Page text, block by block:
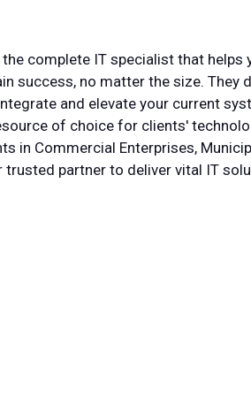
complete IT specialist that helps
success, no matter the size. They
and elevate your current
of choice for clients'
in Commercial Enterprises,
trusted partner to deliver vital IT